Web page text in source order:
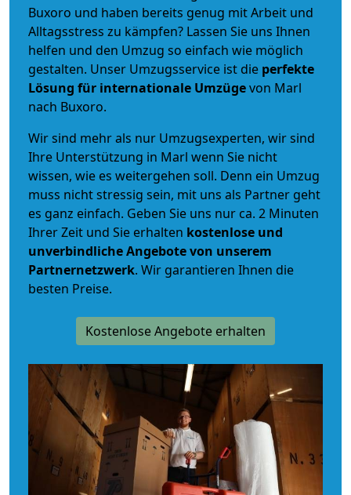
Buxoro und haben bereits genug mit Arbeit und
Alltagsstress zu kämpfen? Lassen Sie uns Ihnen
helfen und den Umzug so einfach wie möglich
gestalten. Unser Umzugsservice ist die perfekte
Lösung für internationale Umzügevon Marl
nach Buxoro.
Wir sind mehr als nur Umzugsexperten, wir sind
Ihre Unterstützung in Marl wenn Sie nicht
wissen, wie es weitergehen soll. Denn ein Umzug
muss nicht stressig sein, mit uns als Partner geht
es ganz einfach. Geben Sie uns nur ca. 2 Minuten
Ihrer Zeit und Sie erhalten kostenlose und
unverbindlicheAngebote von unserem
Partnernetzwerk. Wir garantieren Ihnen die
besten Preise.
Kostenlose Angebote erhalten